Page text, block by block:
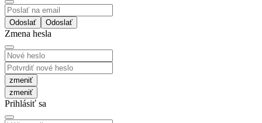
Odoslať
Zmena hesla
zmeniť
Prihlásiť sa